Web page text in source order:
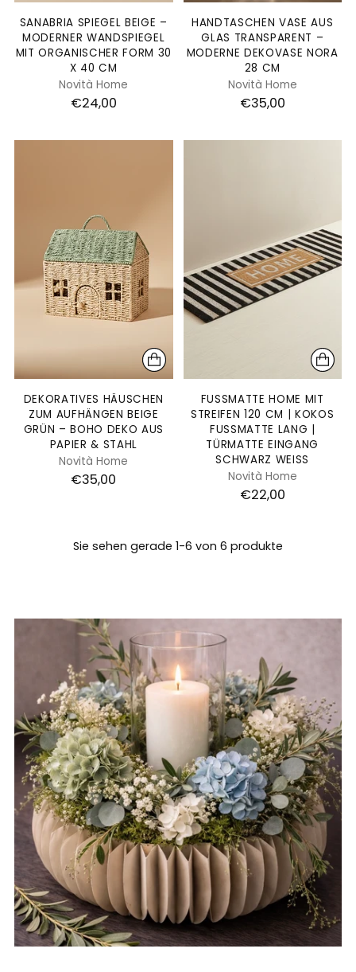
SANABRIA SPIEGEL BEIGE –
MODERNER WANDSPIEGEL
MIT ORGANISCHER FORM 30
X 40 CM
Novità Home
€24,00
HANDTASCHEN VASE AUS
GLAS TRANSPARENT –
MODERNE DEKOVASE NORA
28 CM
Novità Home
€35,00
DEKORATIVES HÄUSCHEN
ZUM AUFHÄNGEN BEIGE
GRÜN – BOHO DEKO AUS
PAPIER & STAHL
Novità Home
€35,00
FUSSMATTE HOME MIT S
TREIFEN 120 CM | KOKOS F
USSMATTE LANG | TÜ
RMATTE EINGANG SC
HWARZ WEISS
Novità Home
€22,00
Sie sehen gerade 1-6 von 6 produkte